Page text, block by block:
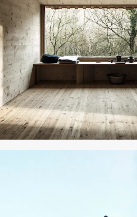
нашей результативности.
ВСЕ РЕАЛИЗОВАННЫЕ ПРОЕКТЫ
INFACADE
ПРОДУКЦИЯ